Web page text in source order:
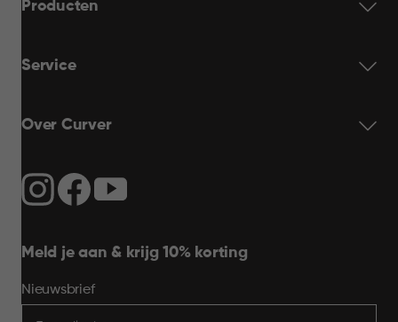
Producten
Service
Over Curver
Meld je aan & krijg 10% korting
Nieuwsbrief